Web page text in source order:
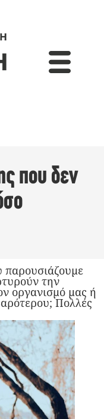
που δεν
την
οργανισμό μας ή
Πολλές